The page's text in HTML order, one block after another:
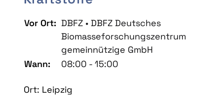
Vor Ort: DBFZ • DBFZ Deutsches
Biomasseforschungszentrum
gemeinnützige GmbH
Wann:
08:00 - 15:00
Ort: Leipzig